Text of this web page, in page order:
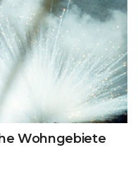
Wohngebiete